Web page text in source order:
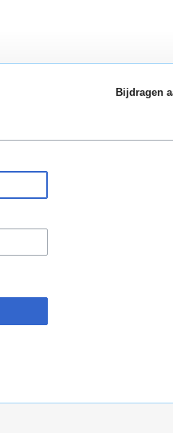
Bijdragen